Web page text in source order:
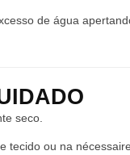
de água
seco.
tecido ou na